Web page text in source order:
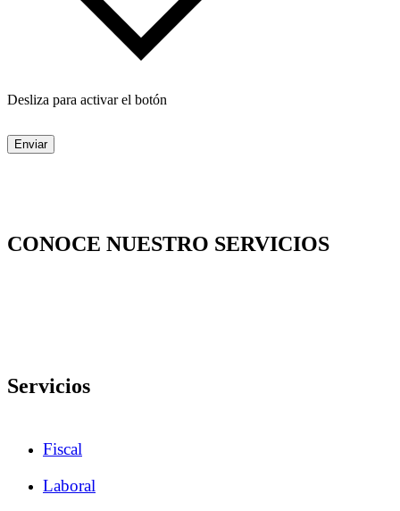
Desliza para activar el botón
Enviar
CONOCE NUESTRO SERVICIOS
Servicios
Fiscal
Laboral